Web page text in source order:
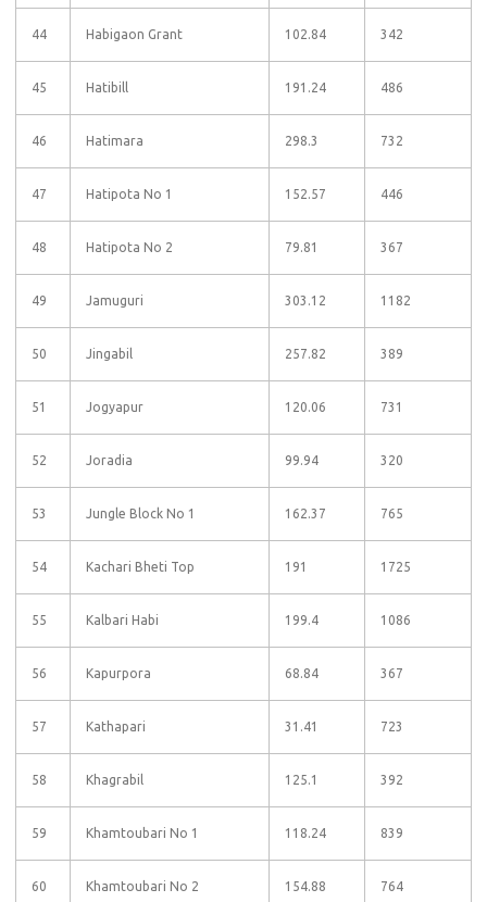
44 Habigaon Grant 102.84 342
45 Hatibill 191.24 486
46 Hatimara 298.3 732
47 Hatipota No 1 152.57 446
48 Hatipota No 2 79.81 367
49 Jamuguri 303.12 1182
50 Jingabil 257.82 389
51 Jogyapur 120.06 731
52 Joradia 99.94 320
53 Jungle Block No 1 162.37 765
54 Kachari Bheti Top 191 1725
55 Kalbari Habi 199.4 1086
56 Kapurpora 68.84 367
57 Kathapari 31.41 723
58 Khagrabil 125.1 392
59 Khamtoubari No 1 118.24 839
60 Khamtoubari No 2 154.88 764